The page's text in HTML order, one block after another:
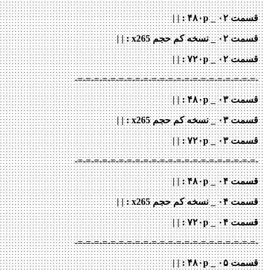
قسمت ۰۲ _ ۴۸۰p : | |
قسمت ۰۲ _ نسخه کم حجم x265 : | |
قسمت ۰۲ _ ۷۲۰p
: | |
-=-=-=-=-=-=-=-=-=-=-=-=-=-=-=-=-=-=-=-=-=-=-
قسمت ۰۳ _ ۴۸۰p : | |
قسمت ۰۳ _ نسخه کم حجم x265 : | |
قسمت ۰۳ _ ۷۲۰p
: | |
-=-=-=-=-=-=-=-=-=-=-=-=-=-=-=-=-=-=-=-=-=-=-
قسمت ۰۴ _ ۴۸۰p : | |
قسمت ۰۴ _ نسخه کم حجم x265 : | |
قسمت ۰۴ _ ۷۲۰p
: | |
-=-=-=-=-=-=-=-=-=-=-=-=-=-=-=-=-=-=-=-=-=-=-
قسمت ۰۵ _ ۴۸۰p : | |